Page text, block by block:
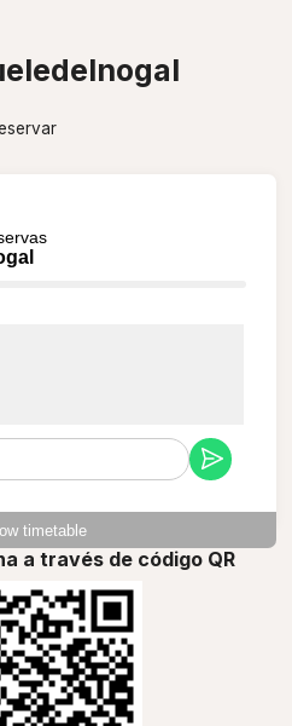
timetable
a través de código QR